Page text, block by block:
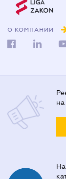
О КОМПАНИИ
на